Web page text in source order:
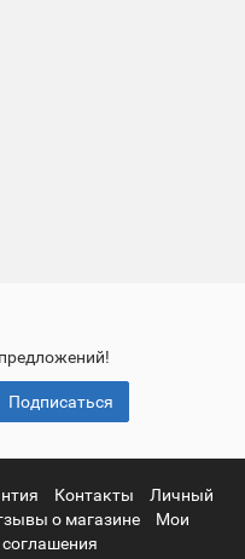
Подписаться
Контакты
Личный
о магазине
Мои